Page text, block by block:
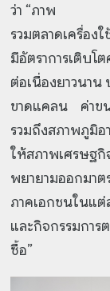
ว่า “ภาพ
รวมตลาดเครื่อง
มีอัตราการเติบโ
ต่อเนื่องยาวนา
ขาดแคลน ค่าขน
รวมถึงสภาพภูมิ
ให้สภาพเศรษฐกิ
พยายามออกมา
ภาคเอกชนในแ
และกิจกรรมการ
ซื้อ”